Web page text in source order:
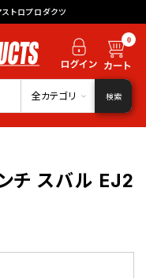
トロプロダクツ
0
全カテゴリ 検索
チ スバル EJ2